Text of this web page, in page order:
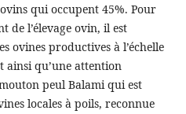
qui occupent 45%. Pour
de l’élevage ovin, il est
ovines productives à l’échelle
ainsi qu’une attention
peul Balami qui est
locales à poils, reconnue